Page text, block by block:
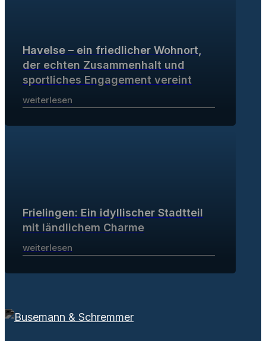
Havelse – ein friedlicher Wohnort,
der echten Zusammenhalt und
sportliches Engagement vereint
weiterlesen
Frielingen: Ein idyllischer Stadtteil
mit ländlichem Charme
weiterlesen